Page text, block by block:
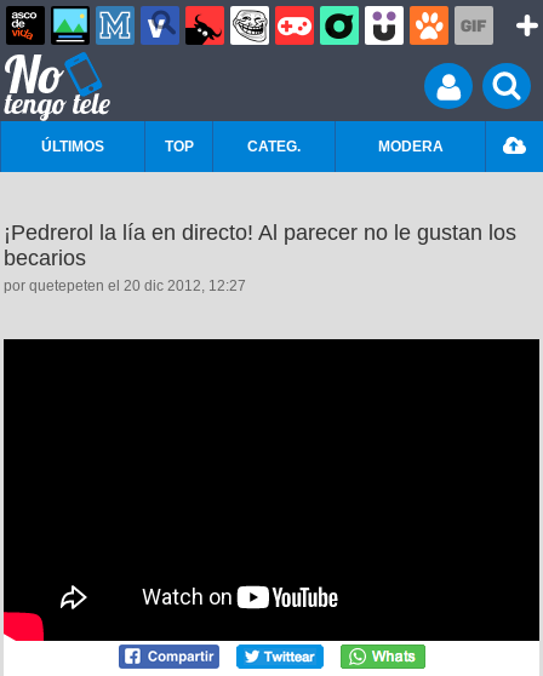
ÚLTIMOS TOP CATEG. MODERA
¡Pedrerol la lía en directo! Al parecer no le gustan los
becarios
por quetepeten el 20 dic 2012, 12:27